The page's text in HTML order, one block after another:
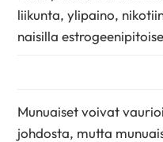
liikunta, ylipaino,
naisilla
Munuaiset voivat
johdosta, mutta